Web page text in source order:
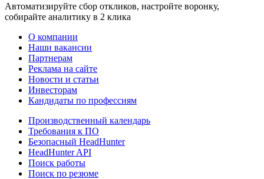
Автоматизируйте сбор откликов, настройте воронку,
собирайте аналитику в 2 клика
О компании
Наши вакансии
Партнерам
Реклама на сайте
Новости и статьи
Инвесторам
Кандидаты по профессиям
Производственный календарь
Требования к ПО
Безопасный HeadHunter
HeadHunter API
Поиск работы
Поиск по резюме